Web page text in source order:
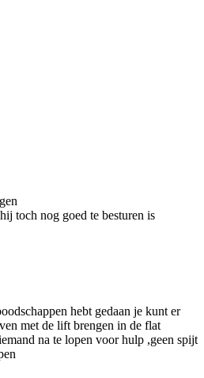
toch nog goed te besturen is
hebt gedaan je kunt er
met de lift brengen in de flat
na te lopen voor hulp ,geen spijt